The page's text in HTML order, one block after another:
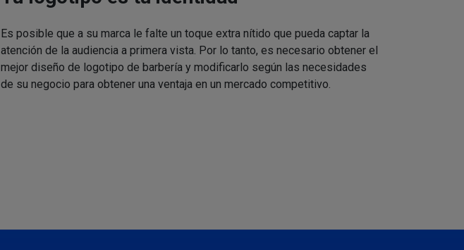
Es posible que a su marca le falte un toque extra nítido que pueda captar la
atención de la audiencia a primera vista. Por lo tanto, es necesario obtener el
mejor diseño de logotipo de barbería y modificarlo según las necesidades
de su negocio para obtener una ventaja en un mercado competitivo.